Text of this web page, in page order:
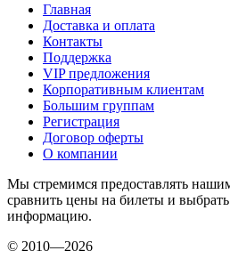
Главная
Доставка и оплата
Контакты
Поддержка
VIP предложения
Корпоративным клиентам
Большим группам
Регистрация
Договор оферты
О компании
Мы стремимся предоставлять
сравнить цены на билеты и
информацию.
© 2010—2026